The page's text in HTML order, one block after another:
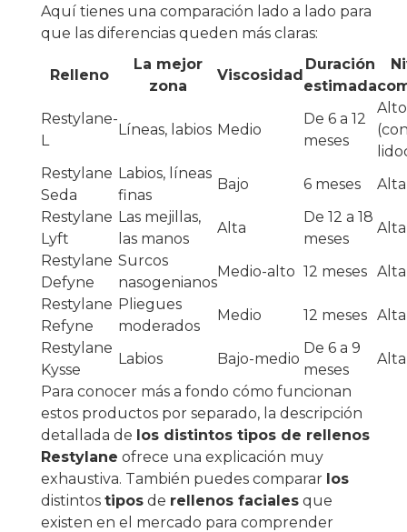
Aquí tienes una comparación lado a lado para
que las diferencias queden más claras:
Relleno
La mejor
zona
Viscosidad
Duración
estimada
Restylane-
L
Líneas, labios Medio
De 6 a 12
meses
Alto
Restylane
Seda
Labios, líneas
finas
Bajo 6 meses
Alta
Restylane
Lyft
Las mejillas,
las manos
Alta
De 12 a 18
meses
Alta
Restylane
Defyne
Surcos
nasogenianos
Medio-alto 12 meses Alta
Restylane
Refyne
Pliegues
moderados
Medio 12 meses Alta
Restylane
Kysse
Labios Bajo-medio
De 6 a 9
meses
Alta
Para conocer más a fondo cómo funcionan
estos productos por separado, la descripción
detallada de los distintos tipos de rellenos
Restylane ofrece una explicación muy
exhaustiva. También puedes comparar los
distintos tipos de rellenos faciales que
existen en el mercado para comprender